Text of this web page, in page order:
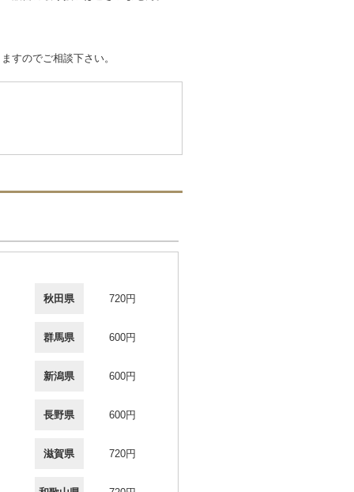
すのでご相談下さい。
秋田県 720円
群馬県 600円
新潟県 600円
長野県 600円
滋賀県 720円